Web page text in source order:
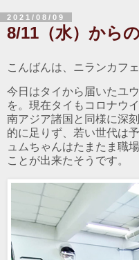
2021/08/09
8/11（水）から
こんばんは、ニランカフ
今日はタイから届いたユ
を。現在タイもコロナウ
南アジア諸国と同様に深
的に足りず、若い世代は
ュムちゃんはたまたま職
ことが出来たそうです。